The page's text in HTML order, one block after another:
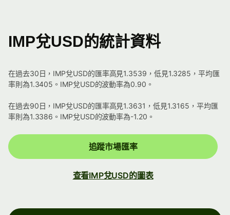
IMP兌USD的統計資料
在過去30日，IMP兌USD的匯率高見1.3539，低見1.3285，平均匯
率則為1.3405。IMP兌USD的波動率為0.90。
在過去90日，IMP兌USD的匯率高見1.3631，低見1.3165，平均匯
率則為1.3386。IMP兌USD的波動率為-1.20。
追蹤市場匯率
查看IMP兌USD的圖表